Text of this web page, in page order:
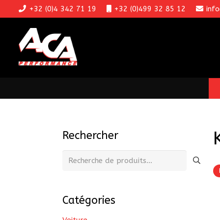
+32 (0)4 342 71 19 +32 (0)499 32 85 12
Rechercher
Recherche
Catégories